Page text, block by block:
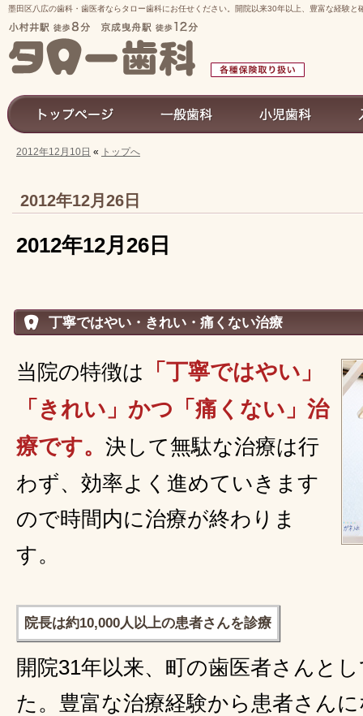
2012年12月26日
墨田区八広の歯科・歯医者ならタロー歯科にお任せください。開院以来30年以上、豊富な経験
2012年12月10日 « トップへ
2012年12月26日
丁寧ではやい・きれい・痛くない治療
当院の特徴は
「丁寧ではやい」
「きれい」かつ「痛くない」治
療です。 決して無駄な治療は行
わず、効率よく進めていきます
ので時間内に治療が終わりま
す。
院長は約10,000人以上の患者さんを診療
開院31年以来、町の歯医者さんと
た。豊富な治療経験から患者さん